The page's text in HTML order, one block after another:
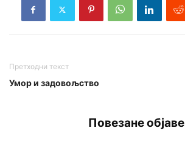
Претходни текст
Умор и задовољство
Повезане објаве